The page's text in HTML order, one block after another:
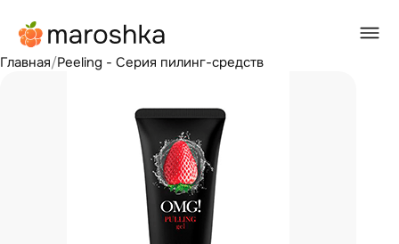
Главная/Peeling - Серия пилинг-средств